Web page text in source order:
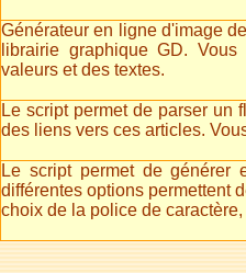
Générateur en ligne d'image
librairie graphique GD.
valeurs et des textes.
Le script permet de parser un
des liens vers ces articles.
Le script permet de
différentes options permettent
choix de la police de